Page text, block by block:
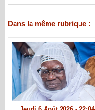
Dans la même rubrique :